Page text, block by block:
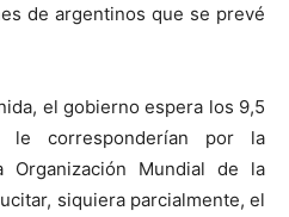
de argentinos que se prevé
el gobierno espera los 9,5
corresponderían por la
Organización Mundial de la
siquiera parcialmente, el